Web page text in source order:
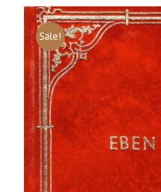
Sale!